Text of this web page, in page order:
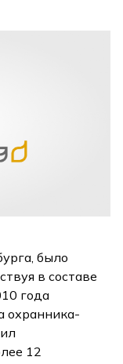
было
в составе
года
охранника-
12